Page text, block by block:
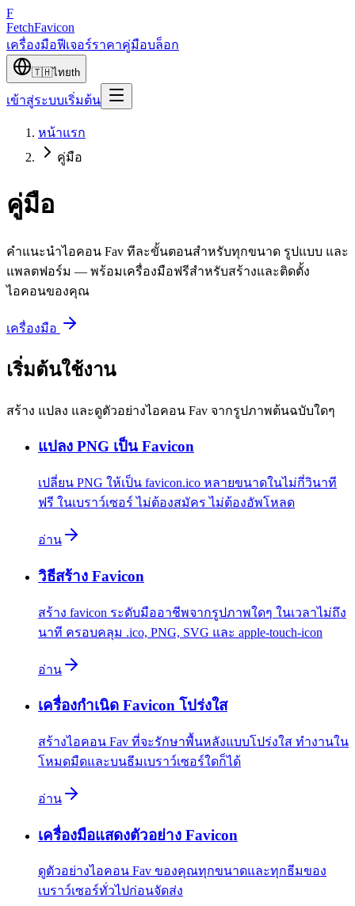
F
FetchFavicon
เครื่องมือฟีเจอร์ราคาคู่มือบล็อก
🇹🇭ไทยth
เข้าสู่ระบบเริ่มต้น
หน้าแรก
คู่มือ
คู่มือ
คำแนะนำไอคอน Fav ทีละขั้นตอนสำหรับทุกขนาด รูปแบบ และ
แพลตฟอร์ม — พร้อมเครื่องมือฟรีสำหรับสร้างและติดตั้ง
ไอคอนของคุณ
เครื่องมือ
เริ่มต้นใช้งาน
สร้าง แปลง และดูตัวอย่างไอคอน Fav จากรูปภาพต้นฉบับใดๆ
แปลง PNG เป็น Favicon
เปลี่ยน PNG ให้เป็น favicon.ico หลายขนาดในไม่กี่วินาที
ฟรี ในเบราว์เซอร์ ไม่ต้องสมัคร ไม่ต้องอัพโหลด
อ่าน
วิธีสร้าง Favicon
สร้าง favicon ระดับมืออาชีพจากรูปภาพใดๆ ในเวลาไม่ถึง
นาที ครอบคลุม .ico, PNG, SVG และ apple-touch-icon
อ่าน
เครื่องกำเนิด Favicon โปร่งใส
สร้างไอคอน Fav ที่จะรักษาพื้นหลังแบบโปร่งใส ทำงานใน
โหมดมืดและบนธีมเบราว์เซอร์ใดก็ได้
อ่าน
เครื่องมือแสดงตัวอย่าง Favicon
ดูตัวอย่างไอคอน Fav ของคุณทุกขนาดและทุกธีมของ
เบราว์เซอร์ทั่วไปก่อนจัดส่ง